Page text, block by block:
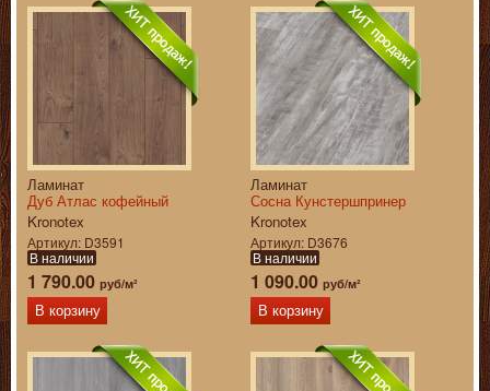
Ламинат
Дуб Атлас кофейный
Kronotex
Артикул D3591
В наличии
1 790.00 руб/м²
В корзину
Ламинат
Сосна Кунстершпринер
Kronotex
Артикул D3676
В наличии
1 090.00 руб/м²
В корзину